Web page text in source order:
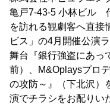
亀戸7-43-5 小林ビル
を訪れる観劇客へ直接
ビス」の4月開催公演
舞台『銀行強盗にあっ
前）、M&Oplaysプロ
の攻防～』（下北沢）
演でチラシをお配りい